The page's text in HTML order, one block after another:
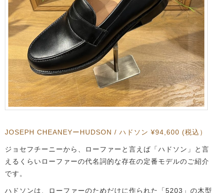
JOSEPH CHEANEYーHUDSON / ハドソン ¥94,600 (税込）
ジョセフチーニーから、ローファーと言えば「ハドソン」と言
えるくらいローファーの代名詞的な存在の定番モデルのご紹介
です。
ハドソンは、ローファーのためだけに作られた「5203」の木型